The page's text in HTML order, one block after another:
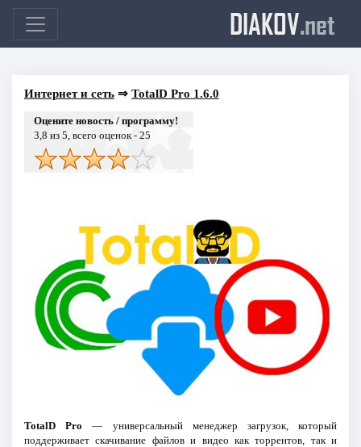
DIAKOV.net
Интернет и сеть⇒ TotalD Pro 1.6.0
Оцените новость / программу!
3,8 из 5, всего оценок - 25
TotalD Pro — универсальный менеджер загрузок, который
поддерживает скачивание файлов и видео как торрентов, так и